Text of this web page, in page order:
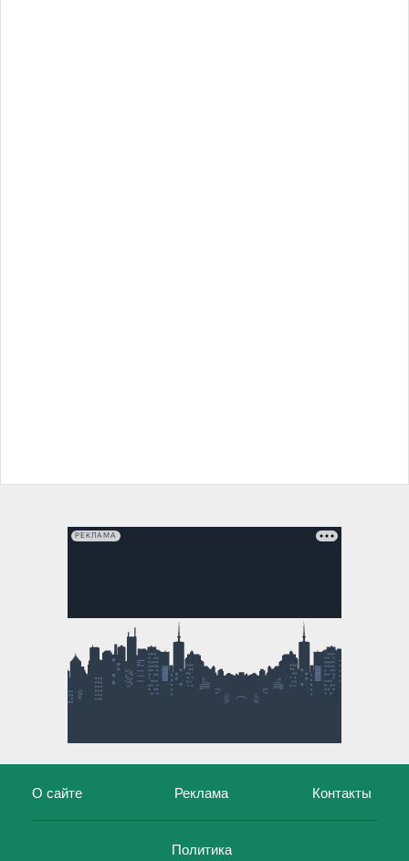
РЕКЛАМА
О сайте Реклама Контакты
Политика